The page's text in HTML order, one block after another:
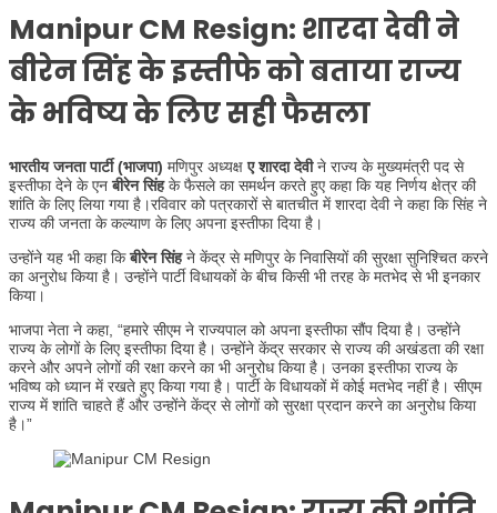
Manipur CM Resign: शारदा देवी ने
बीरेन सिंह के इस्तीफे को बताया राज्य
के भविष्य के लिए सही फैसला
भारतीय जनता पार्टी (भाजपा) मणिपुर अध्यक्षए शारदा देवीने राज्य के मुख्यमंत्री पद से
इस्तीफा देने के एनबीरेन सिंहके फैसले का समर्थन करते हुए कहा कि यह निर्णय क्षेत्र की
शांति के लिए लिया गया है।रविवार को पत्रकारों से बातचीत में शारदा देवी ने कहा कि सिंह ने
राज्य की जनता के कल्याण के लिए अपना इस्तीफा दिया है।
उन्होंने यह भी कहा किबीरेन सिंहने केंद्र से मणिपुर के निवासियों की सुरक्षा सुनिश्चित करने
का अनुरोध किया है। उन्होंने पार्टी विधायकों के बीच किसी भी तरह के मतभेद से भी इनकार
किया।
भाजपा नेता ने कहा, “हमारे सीएम ने राज्यपाल को अपना इस्तीफा सौंप दिया है। उन्होंने
राज्य के लोगों के लिए इस्तीफा दिया है। उन्होंने केंद्र सरकार से राज्य की अखंडता की रक्षा
करने और अपने लोगों की रक्षा करने का भी अनुरोध किया है। उनका इस्तीफा राज्य के
भविष्य को ध्यान में रखते हुए किया गया है। पार्टी के विधायकों में कोई मतभेद नहीं है। सीएम
राज्य में शांति चाहते हैं और उन्होंने केंद्र से लोगों को सुरक्षा प्रदान करने का अनुरोध किया
है।”